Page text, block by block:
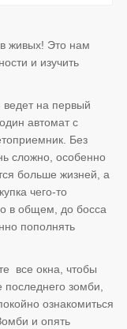
в живых! Это нам
и изучить
на первый
автомат с
Без
сложно, особенно
больше жизней, а
чего-то
в общем, до босса
пополнять
все окна, чтобы
зомби,
ознакомиться
и опять